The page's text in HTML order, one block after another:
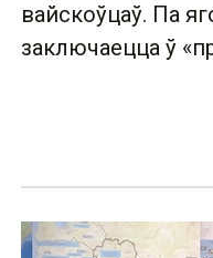
вайскоўцаў. Па
заключаецца ў